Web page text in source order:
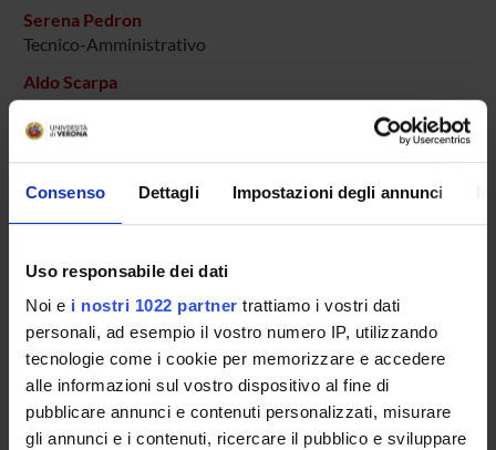
Consenso Dettagli Impostazioni degli annunci
Uso responsabile dei dati
Noi e i nostri 1022 partner trattiamo i vostri dati
personali, ad esempio il vostro numero IP, utilizzando
tecnologie come i cookie per memorizzare e accedere
alle informazioni sul vostro dispositivo al fine di
pubblicare annunci e contenuti personalizzati, misurare
gli annunci e i contenuti, ricercare il pubblico e sviluppare
Serena Pedron
Tecnico-Amministrativo
Aldo Scarpa
Professore ordinario
COLLABORATORI ESTERNI
Azienda Ospedaliera di Verona Dirigente Medico I livello
Paola Piccoli
Azienda Ospedaliera di Verona
Licia Montagna
Azienda Ospedaliera di Verona